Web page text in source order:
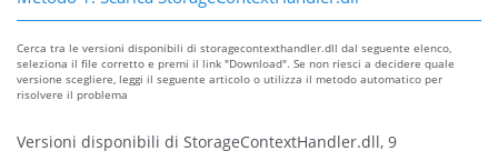
Cerca tra le versioni disponibili di storagecontexthandler.dll dal seguente elenco,
seleziona il file corretto e premi il link "Download". Se non riesci a decidere quale
versione scegliere, leggi il seguente articolo o utilizza il metodo automatico per
risolvere il problema
Versioni disponibili di StorageContextHandler.dll, 9